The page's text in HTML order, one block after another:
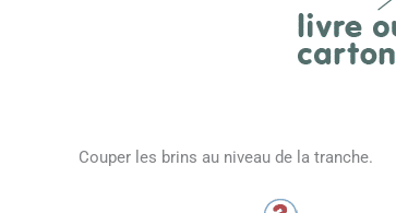
Couper les brins au niveau de la tranche.